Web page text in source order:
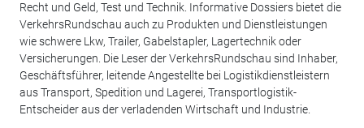
Recht und Geld, Test und Technik. Informative Dossiers bietet die
VerkehrsRundschau auch zu Produkten und Dienstleistungen
wie schwere Lkw, Trailer, Gabelstapler, Lagertechnik oder
Versicherungen. Die Leser der VerkehrsRundschau sind Inhaber,
Geschäftsführer, leitende Angestellte bei Logistikdienstleistern
aus Transport, Spedition und Lagerei, Transportlogistik-
Entscheider aus der verladenden Wirtschaft und Industrie.